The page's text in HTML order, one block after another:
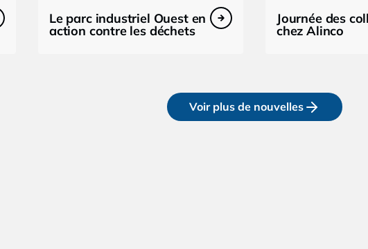
Le parc industriel Ouest en
action contre les déchets
Journée des
chez Alinco
Voir plus de nouvelles